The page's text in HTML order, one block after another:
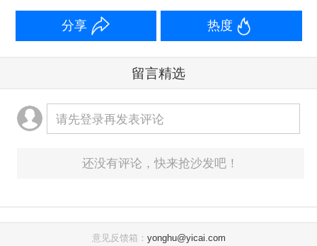
分享 热度
留言精选
请先登录再发表评论
还没有评论，快来抢沙发吧！
意见反馈箱： yonghu@yicai.com